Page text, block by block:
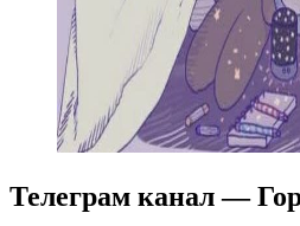
Телеграм канал —